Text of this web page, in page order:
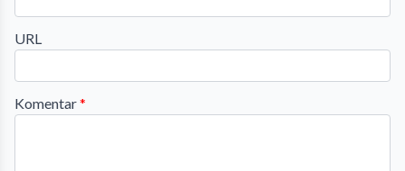
URL
Komentar*